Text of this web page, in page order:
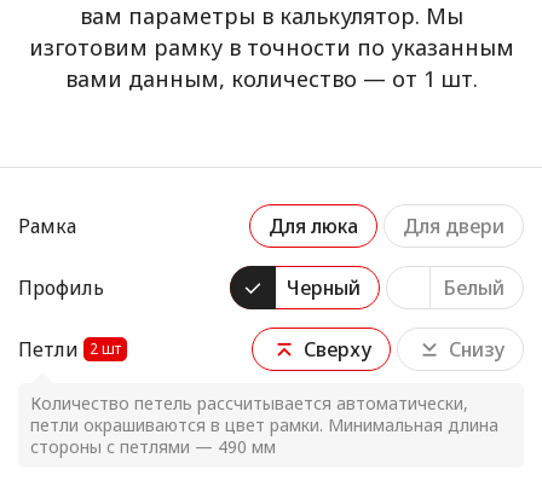
вам параметры в калькулятор. Мы
изготовим рамку в точности по указанным
вами данным, количество — от 1 шт.
Рамка Для люка Для двери
Профиль Черный Белый
Петли 2шт Сверху Снизу
Количество петель рассчитывается автоматически,
петли окрашиваются в цвет рамки. Минимальная длина
стороны с петлями — 490 мм